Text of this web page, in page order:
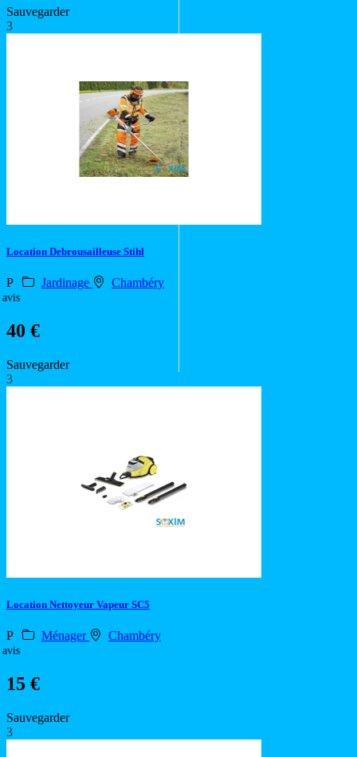
Sauvegarder
3
Location Debrousailleuse Stihl
P Jardinage Chambéry
avis
40 €
Sauvegarder
3
Location Nettoyeur Vapeur SC5
P Ménager Chambéry
avis
15 €
Sauvegarder
3